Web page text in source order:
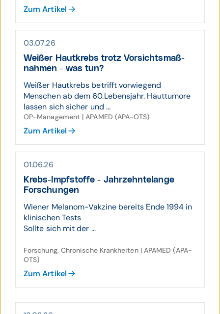
Zum Artikel
03.07.26
Weißer Hautkrebs trotz Vor­sichts­maß­
nahmen - was tun?
Weißer Hautkrebs betrifft vorwiegend
Menschen ab dem 60.Lebensjahr. Hauttumore
lassen sich sicher und ...
OP-Management | APAMED (APA-OTS)
Zum Artikel
01.06.26
Krebs-Impf­stoffe - Jahr­zehnte­lange
Forschungen
Wiener Melanom-Vakzine bereits Ende 1994 in
klinischen Tests
Sollte sich mit der ...
Forschung, Chronische Krankheiten | APAMED (APA-
OTS)
Zum Artikel